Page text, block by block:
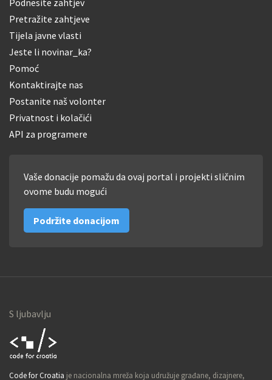
Podnesite zahtjev
Pretražite zahtjeve
Tijela javne vlasti
Jeste li novinar_ka?
Pomoć
Kontaktirajte nas
Postanite naš volonter
Privatnost i kolačići
API za programere
Vaše donacije pomažu da ovaj portal i projekti sličnim
ovome budu mogući
Podržite donacijom
S ljubavlju
Code for Croatia je nacionalna mreža koja udružuje građane, dizajnere,